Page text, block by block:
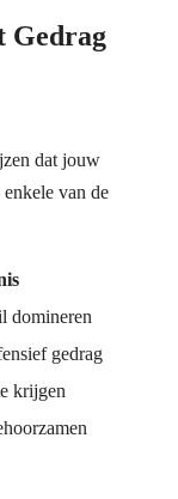
Gedrag
dat jouw
van de
domineren
gedrag
krijgen